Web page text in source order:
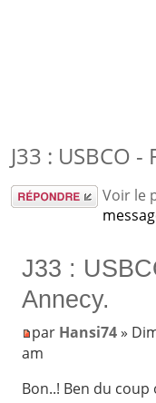
J33 : USBCO -
Répondre Voir le
J33 :
Annecy.
par Hansi74»
am
Bon..! Ben du coup